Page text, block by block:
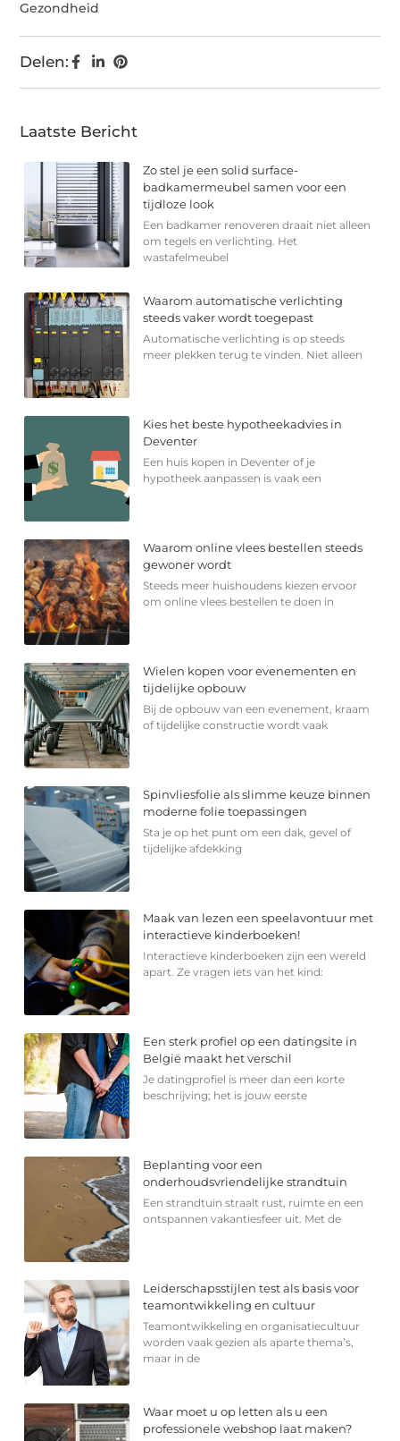
Gezondheid
Delen:
Laatste Bericht
Zo stel je een solid surface-
badkamermeubel samen voor een
tijdloze look
Een badkamer renoveren draait niet alleen
om tegels en verlichting. Het
wastafelmeubel
Waarom automatische verlichting
steeds vaker wordt toegepast
Automatische verlichting is op steeds
meer plekken terug te vinden. Niet alleen
Kies het beste hypotheekadvies in
Deventer
Een huis kopen in Deventer of je
hypotheek aanpassen is vaak een
Waarom online vlees bestellen steeds
gewoner wordt
Steeds meer huishoudens kiezen ervoor
om online vlees bestellen te doen in
Wielen kopen voor evenementen en
tijdelijke opbouw
Bij de opbouw van een evenement, kraam
of tijdelijke constructie wordt vaak
Spinvliesfolie als slimme keuze binnen
moderne folie toepassingen
Sta je op het punt om een dak, gevel of
tijdelijke afdekking
Maak van lezen een speelavontuur met
interactieve kinderboeken!
Interactieve kinderboeken zijn een wereld
apart. Ze vragen iets van het kind:
Een sterk profiel op een datingsite in
België maakt het verschil
Je datingprofiel is meer dan een korte
beschrijving; het is jouw eerste
Beplanting voor een
onderhoudsvriendelijke strandtuin
Een strandtuin straalt rust, ruimte en een
ontspannen vakantiesfeer uit. Met de
Leiderschapsstijlen test als basis voor
teamontwikkeling en cultuur
Teamontwikkeling en organisatiecultuur
worden vaak gezien als aparte thema’s,
maar in de
Waar moet u op letten als u een
professionele webshop laat maken?